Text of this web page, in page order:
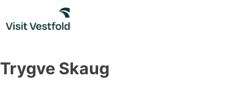
content
Trygve Skaug